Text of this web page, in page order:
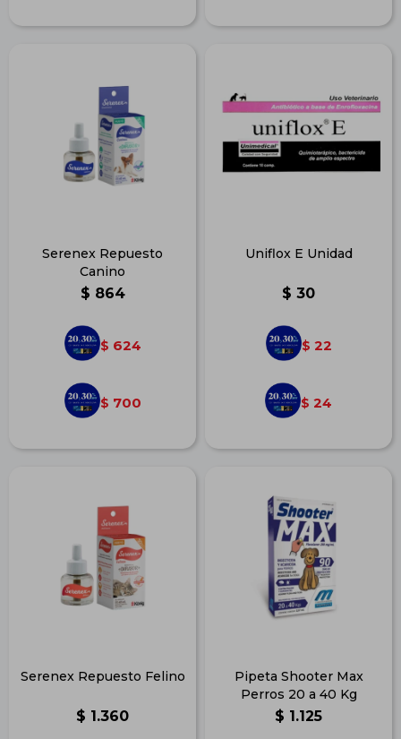
Serenex Repuesto
Canino
$ 864
$ 624
$ 700
Uniflox E Unidad
$ 30
$ 22
$ 24
Serenex Repuesto Felino
$ 1.360
Pipeta Shooter Max
Perros 20 a 40 Kg
$ 1.125